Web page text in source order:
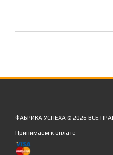
ФАБРИКА УСПЕХА © 2026 ВСЕ
Принимаем к оплате